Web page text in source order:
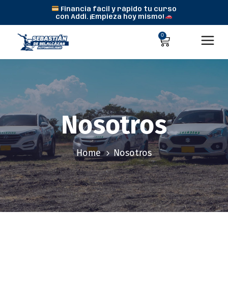
Financia fácil y rápido tu curso
con Addi. ¡Empieza hoy mismo!
0
Nosotros
Home Nosotros